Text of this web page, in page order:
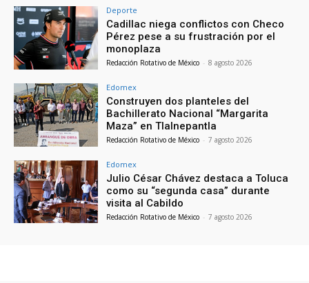
Deporte
Cadillac niega conflictos con Checo
Pérez pese a su frustración por el
monoplaza
Redacción Rotativo de México - 8 agosto 2026
Edomex
Construyen dos planteles del
Bachillerato Nacional “Margarita
Maza” en Tlalnepantla
Redacción Rotativo de México - 7 agosto 2026
Edomex
Julio César Chávez destaca a Toluca
como su “segunda casa” durante
visita al Cabildo
Redacción Rotativo de México - 7 agosto 2026